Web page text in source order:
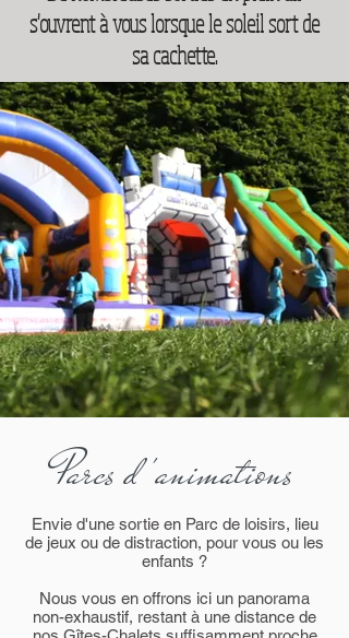
s'ouvrent à vous lorsque le soleil sort de
sa cachette.
Parcs d 'animations
Envie d'une sortie en Parc de loisirs, lieu
de jeux ou de distraction, pour vous ou les
enfants ?
Nous vous en offrons ici un panorama
non-exhaustif, restant à une distance de